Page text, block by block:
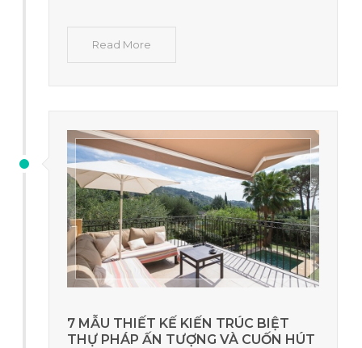
Read More
7 MẪU THIẾT KẾ KIẾN TRÚC BIỆT
THỰ PHÁP ẤN TƯỢNG VÀ CUỐN HÚT